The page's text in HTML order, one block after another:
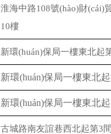
淮海中路108號(hào)財(cái)
10樓
新環(huán)保局一樓東北起
新環(huán)保局一樓東北
新環(huán)保局一樓東北
古城路南友誼巷西北起第3